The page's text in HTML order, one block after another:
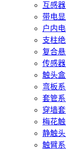
互感
带电
户内
支柱
复合
传感器
触头盒
弯板系
套管系
穿墙
梅花
静触头
触臂系